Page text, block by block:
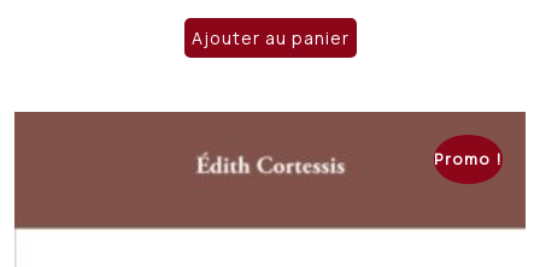
Ajouter au panier
Promo !